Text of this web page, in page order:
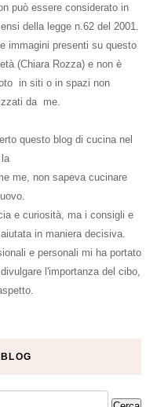
può essere considerato in
della legge n.62 del 2001.
presenti su questo
(Chiara Rozza) e non è
in siti o in spazi non
da me.
questo blog di cucina nel
me, non sapeva cucinare
e curiosità, ma i consigli e
in maniera decisiva.
e personali mi ha portato
l'importanza del cibo,